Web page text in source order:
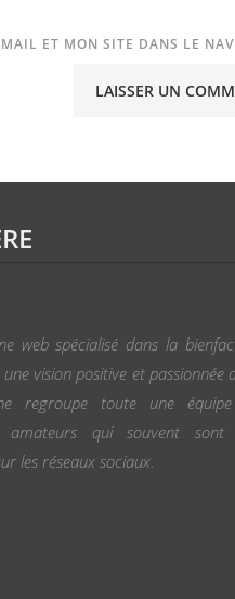
ET MON SITE DANS LE
web spécialisé dans la
vision positive et passionnée
regroupe toute une
amateurs qui souvent sont
les réseaux sociaux.